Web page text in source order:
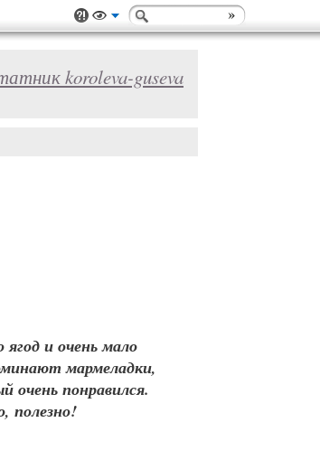
koroleva-guseva
и очень мало
мармеладки,
понравился.
полезно!